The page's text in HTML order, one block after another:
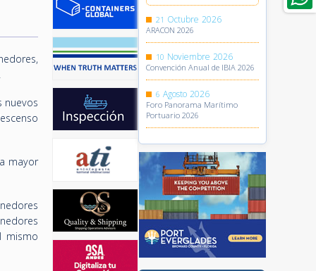
nuevos
mayor
mismo
21 Octubre 2026
ARACON 2026
10 Noviembre 2026
Convención Anual de IBIA 2026
6 Agosto 2026
Foro Panorama Marítimo
Portuario 2026